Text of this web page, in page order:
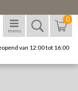
menu
0
van 12:00 tot 16:00